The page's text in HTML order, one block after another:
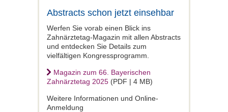
Abstracts schon jetzt einsehbar
Werfen Sie vorab einen Blick ins
Zahnärztetag-Magazin mit allen Abstracts
und entdecken Sie Details zum
vielfältigen Kongressprogramm.
Magazin zum 66. Bayerischen
Zahnärztetag 2025 (PDF | 4 MB)
Weitere Informationen und Online-
Anmeldung